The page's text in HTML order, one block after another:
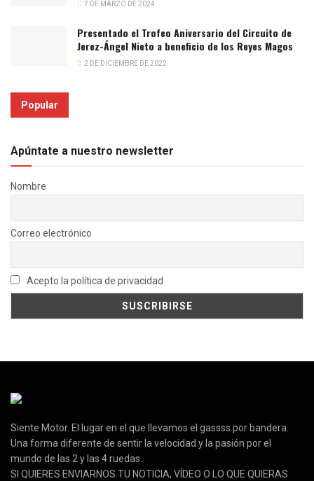
7 DE MARZO DE 2024
Presentado el Trofeo Aniversario del Circuito de
Jerez-Ángel Nieto a beneficio de los Reyes Magos
2 DE DICIEMBRE DE 2022
Popular
Apúntate a nuestro newsletter
Nombre
Correo electrónico
Acepto la política de privacidad
Siente Motor. El lugar en el que llevamos el gassss por bandera.
Una forma diferente de sentir la velocidad y la pasión por el
mundo de las 2 y las 4 ruedas.
SI QUIERES ENVIARNOS TU NOTICIA, VÍDEO O LO QUE QUIERAS